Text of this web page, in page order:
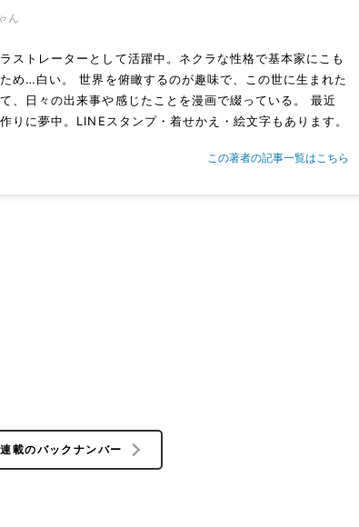
ん
ストレーターとして活躍中。ネクラな性格で基本家にこも
め…白い。 世界を俯瞰するのが趣味で、この世に生まれた
、日々の出来事や感じたことを漫画で綴っている。 最近
りに夢中。LINEスタンプ・着せかえ・絵文字もあります。
この著者の記事一覧はこちら
載のバックナンバー